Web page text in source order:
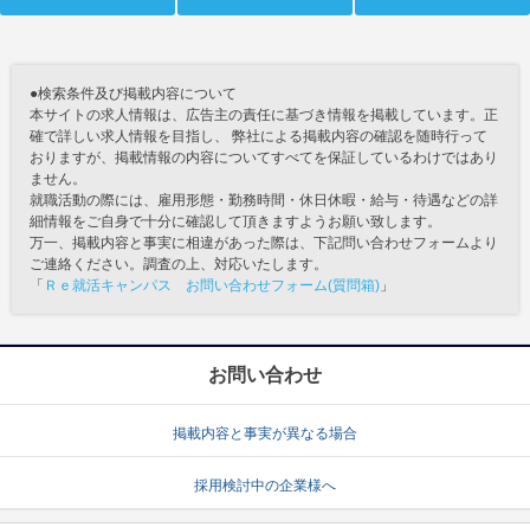
●検索条件及び掲載内容について
本サイトの求人情報は、広告主の責任に基づき情報を掲載しています。正
確で詳しい求人情報を目指し、 弊社による掲載内容の確認を随時行って
おりますが、掲載情報の内容についてすべてを保証しているわけではあり
ません。
就職活動の際には、雇用形態・勤務時間・休日休暇・給与・待遇などの詳
細情報をご自身で十分に確認して頂きますようお願い致します。
万一、掲載内容と事実に相違があった際は、下記問い合わせフォームより
ご連絡ください。調査の上、対応いたします。
「 Ｒｅ就活キャンパス お問い合わせフォーム(質問箱) 」
お問い合わせ
掲載内容と事実が異なる場合
採用検討中の企業様へ